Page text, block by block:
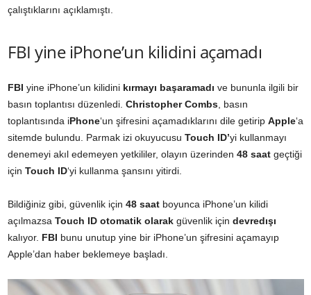
çalıştıklarını açıklamıştı.
FBI yine iPhone’un kilidini açamadı
FBI yine iPhone’un kilidini kırmayı başaramadı ve bununla ilgili bir
basın toplantısı düzenledi. Christopher Combs , basın
toplantısında iPhone‘un şifresini açamadıklarını dile getirip Apple‘a
sitemde bulundu. Parmak izi okuyucusu Touch ID’yi kullanmayı
denemeyi akıl edemeyen yetkililer, olayın üzerinden 48 saat geçtiği
için Touch ID‘yi kullanma şansını yitirdi.
Bildiğiniz gibi, güvenlik için 48 saat boyunca iPhone’un kilidi
açılmazsa Touch ID otomatik olarak güvenlik için devredışı
kalıyor. FBI bunu unutup yine bir iPhone’un şifresini açamayıp
Apple’dan haber beklemeye başladı.